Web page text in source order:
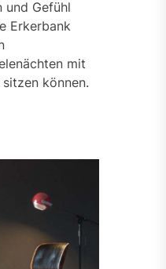
und Gefühl
Erkerbank
mit
können.